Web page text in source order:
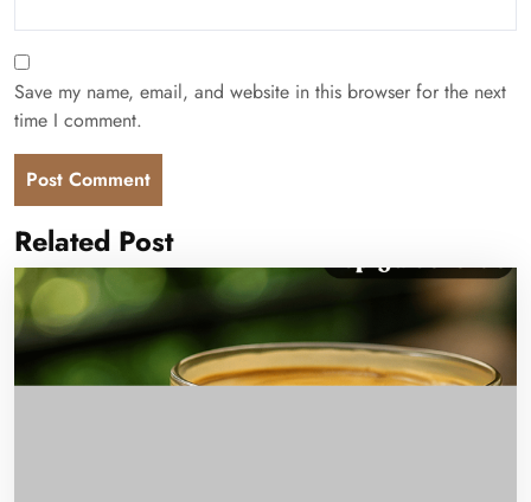
Save my name, email, and website in this browser for the next
time I comment.
Related Post